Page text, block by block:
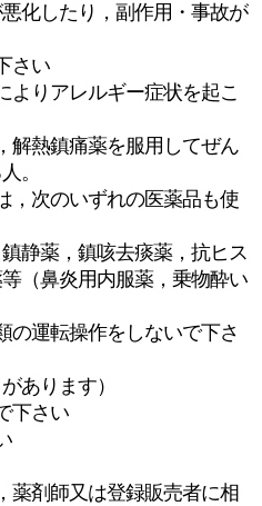
化したり，副作用・事故が
さい
よりアレルギー症状を起こ
解熱鎮痛薬を服用してぜん
。
，次のいずれの医薬品も使
静薬，鎮咳去痰薬，抗ヒス
（鼻炎用内服薬，乗物酔い
の運転操作をしないで下さ
あります）
下さい
薬剤師又は登録販売者に相